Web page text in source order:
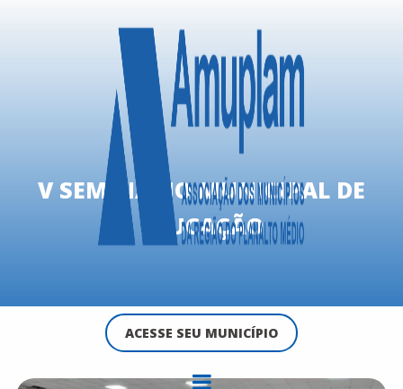
ACESSE SEU MUNICÍPIO
V SEMINÁRIO MUNICIPAL DE
EDUCAÇÃO